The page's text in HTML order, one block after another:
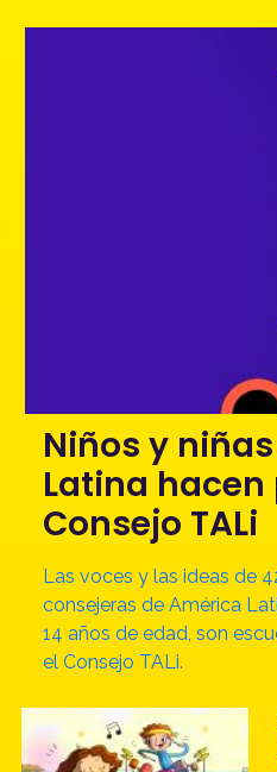
Niños y
Latina hacen
Consejo TALi
Las voces y las ideas de
consejeras de América
14 años de edad, son
el Consejo TALi.